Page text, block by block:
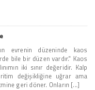
evrenin düzeninde kaos
bile bir düzen vardır." Kaos
iki sınır değeridir. Kalp
değişikliğine uğrar ama
geri döner. Onların [...]